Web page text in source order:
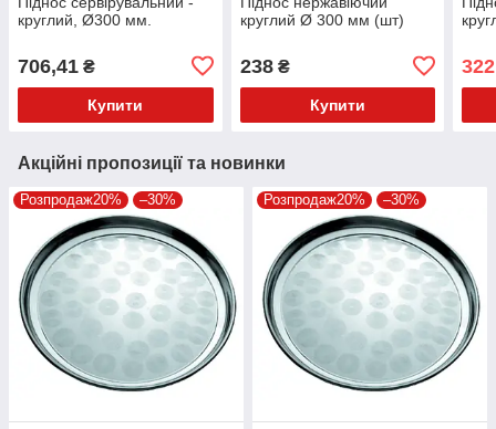
круглий, Ø300 мм.
706,41 ₴
Купити
круглий Ø 300 мм (шт)
238₴
Купити
322
Акційні пропозиції та новинки
Розпродаж20% –30% Розпродаж20% –30%